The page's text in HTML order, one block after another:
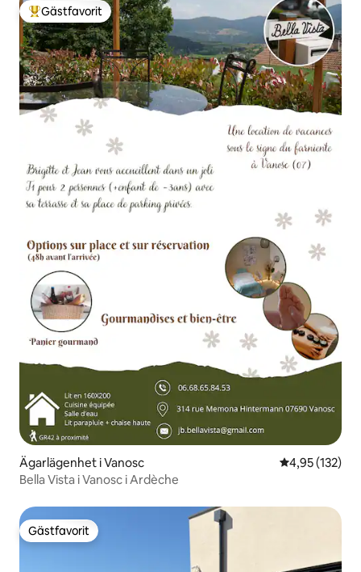
Populär gästfavorit
Gästfavorit
Ägarlägenhet i Vanosc 4,95 av 5 i
4,95 (132)
Bella Vista i Vanosc i Ardèche
Gästfavorit
Gästfavorit